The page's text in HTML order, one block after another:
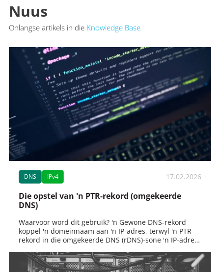
Nuus
Onlangse artikels in die Knowledge Base
DNS IPv4 17.02.2026
Die opstel van 'n PTR-rekord (omgekeerde
DNS)
Waarvoor word dit gebruik? 'n Gewone DNS-rekord
koppel 'n domeinnaam aan 'n IP-adres, terwyl 'n PTR-
rekord in die omgekeerde DNS (rDNS)-sone 'n IP-adres